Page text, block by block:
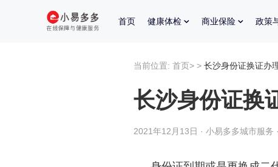
首页 健康体检 商业保险 政策
当前位置: 首页> > 长沙身份证换证办
长沙身份证换
2021年12月13日 · 小易多多城市服务